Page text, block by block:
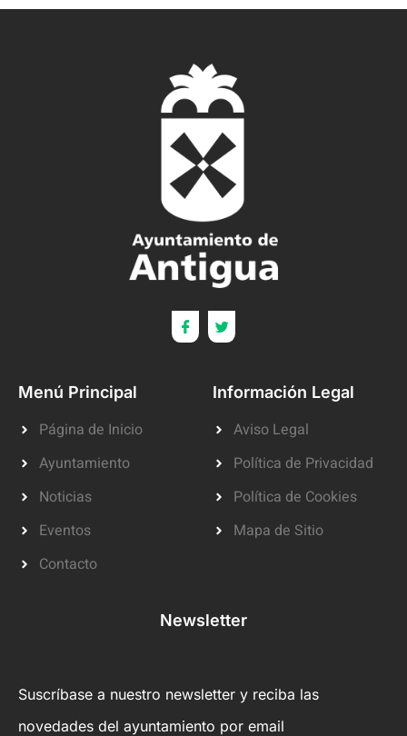
Menú Principal
Página de Inicio
Ayuntamiento
Noticias
Eventos
Contacto
Información Legal
Aviso Legal
Política de Privacidad
Política de Cookies
Mapa de Sitio
Newsletter
Suscríbase a nuestro newsletter y reciba las
novedades del ayuntamiento por email